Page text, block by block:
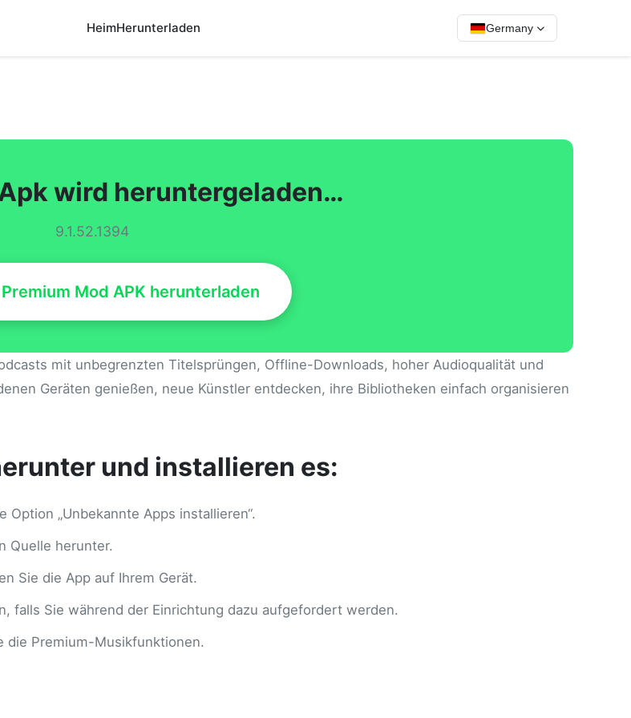
HeimHerunterladen Germany
wird heruntergeladen…
9.1.52.1394
Mod APK herunterladen
mit unbegrenzten Titelsprüngen, Offline-Downloads, hoher Audioqualität und
Geräten genießen, neue Künstler entdecken, ihre Bibliotheken einfach organisieren
und installieren es:
„Unbekannte Apps installieren“.
Quelle herunter.
Sie die App auf Ihrem Gerät.
falls Sie während der Einrichtung dazu aufgefordert werden.
die Premium-Musikfunktionen.